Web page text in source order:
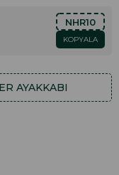
NHR10
KOPYALA
AYAKKABI